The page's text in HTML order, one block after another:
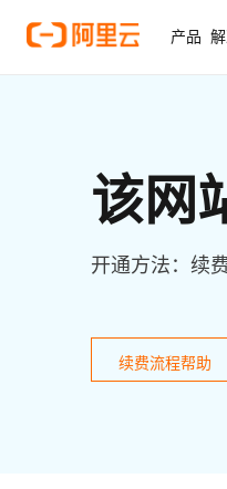
产品
该网
开通方法：续
续费流程帮助